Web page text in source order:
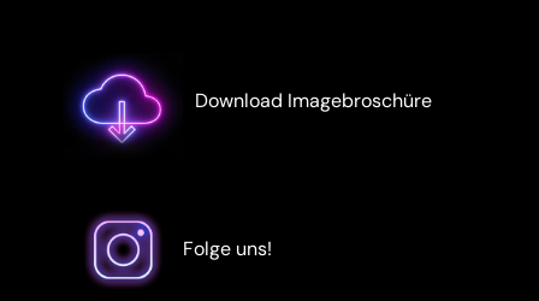
Download Imagebroschüre
Folge uns!